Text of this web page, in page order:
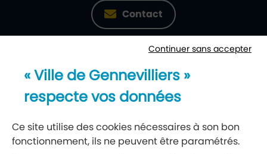
Contact
Newsletter
Continuer sans accepter
« Ville de Gennevilliers »
respecte vos données
Ce site utilise des cookies nécessaires à son bon
fonctionnement, ils ne peuvent être paramétrés.